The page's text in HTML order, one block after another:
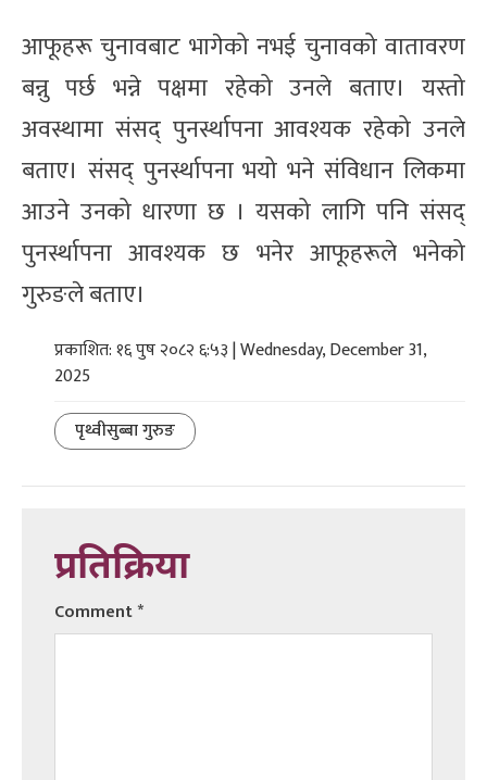
आफूहरू चुनावबाट भागेको नभई चुनावको वातावरण
बन्नु पर्छ भन्ने पक्षमा रहेको उनले बताए। यस्तो
अवस्थामा संसद् पुनर्स्थापना आवश्यक रहेको उनले
बताए। संसद् पुनर्स्थापना भयो भने संविधान लिकमा
आउने उनको धारणा छ । यसको लागि पनि संसद्
पुनर्स्थापना आवश्यक छ भनेर आफूहरूले भनेको
गुरुङले बताए।
प्रकाशित: १६ पुष २०८२ ६:५३ | Wednesday, December 31,
2025
पृथ्वीसुब्बा गुरुङ
प्रतिक्रिया
Comment*